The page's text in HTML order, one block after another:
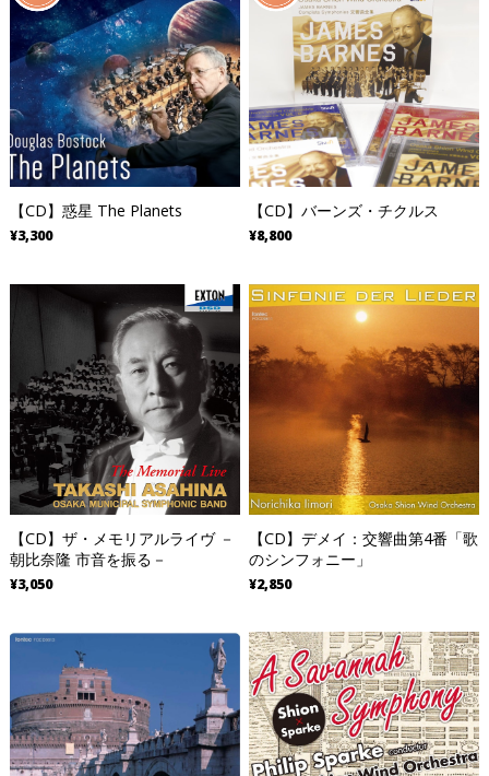
【CD】惑星 The Planets
¥3,300
【CD】バーンズ・チクルス
¥8,800
【CD】ザ・メモリアルライヴ －
朝比奈隆 市音を振る－
¥3,050
【CD】デメイ：交響曲第4番「歌
のシンフォニー」
¥2,850